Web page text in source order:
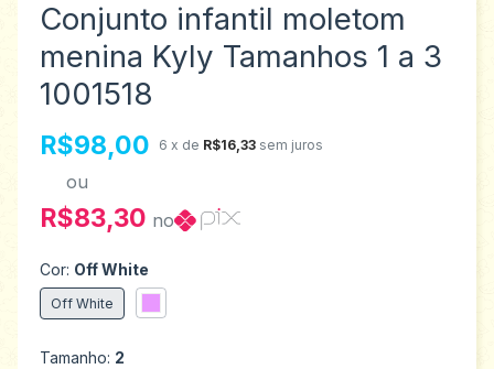
Conjunto infantil moletom
menina Kyly Tamanhos 1 a 3
1001518
R$98,00 6 x de R$16,33 sem juros
ou
R$83,30 no
Cor: Off White
Off White
Tamanho: 2